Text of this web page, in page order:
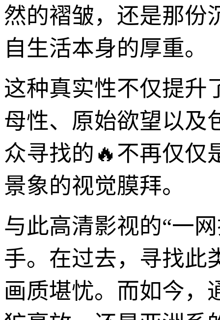
然的褶皱，还是那份
自生活本身的厚重。
这种真实性不仅提升
母性、原始欲望以及
众寻找的🔥不再仅仅
景象的视觉膜拜。
与此高清影视的“一
手。在过去，寻找此
画质堪忧。而如今，